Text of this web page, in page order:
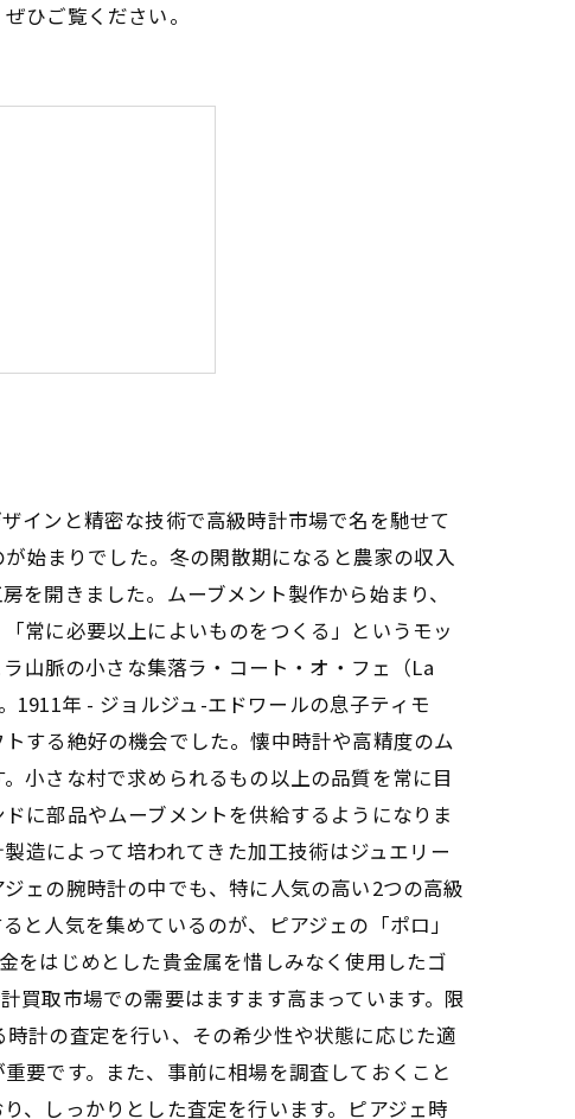
ひご覧ください。
っておきたいこと
インと精密な技術で高級時計市場で名を馳せて
始まりでした。冬の閑散期になると農家の収入
開きました。ムーブメント製作から始まり、
常に必要以上によいものをつくる」というモッ
山脈の小さな集落ラ・コート・オ・フェ（La
1911年 - ジョルジュ-エドワールの息子ティモ
する絶好の機会でした。懐中時計や高精度のム
小さな村で求められるもの以上の品質を常に目
に部品やムーブメントを供給するようになりま
造によって培われてきた加工技術はジュエリー
ェの腕時計の中でも、特に人気の高い2つの高級
と人気を集めているのが、ピアジェの「ポロ」
をはじめとした貴金属を惜しみなく使用したゴ
買取市場での需要はますます高まっています。限
計の査定を行い、その希少性や状態に応じた適
要です。また、事前に相場を調査しておくこと
、しっかりとした査定を行います。ピアジェ時